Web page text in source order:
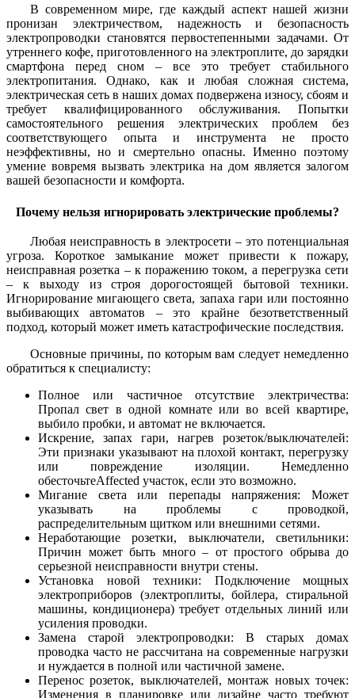
В современном мире, где каждый аспект нашей жизни
пронизан электричеством, надежность и безопасность
электропроводки становятся первостепенными задачами. От
утреннего кофе, приготовленного на электроплите, до зарядки
смартфона перед сном – все это требует стабильного
электропитания. Однако, как и любая сложная система,
электрическая сеть в наших домах подвержена износу, сбоям и
требует квалифицированного обслуживания. Попытки
самостоятельного решения электрических проблем без
соответствующего опыта и инструмента не просто
неэффективны, но и смертельно опасны. Именно поэтому
умение вовремя вызвать электрика на дом является залогом
вашей безопасности и комфорта.
Почему нельзя игнорировать электрические проблемы?
Любая неисправность в электросети – это потенциальная
угроза. Короткое замыкание может привести к пожару,
неисправная розетка – к поражению током, а перегрузка сети
– к выходу из строя дорогостоящей бытовой техники.
Игнорирование мигающего света, запаха гари или постоянно
выбивающих автоматов – это крайне безответственный
подход, который может иметь катастрофические последствия.
Основные причины, по которым вам следует немедленно
обратиться к специалисту:
Полное или частичное отсутствие электричества:
Пропал свет в одной комнате или во всей квартире,
выбило пробки, и автомат не включается.
Искрение, запах гари, нагрев розеток/выключателей:
Эти признаки указывают на плохой контакт, перегрузку
или повреждение изоляции. Немедленно
обесточьтеAffected участок, если это возможно.
Мигание света или перепады напряжения: Может
указывать на проблемы с проводкой,
распределительным щитком или внешними сетями.
Неработающие розетки, выключатели, светильники:
Причин может быть много – от простого обрыва до
серьезной неисправности внутри стены.
Установка новой техники: Подключение мощных
электроприборов (электроплиты, бойлера, стиральной
машины, кондиционера) требует отдельных линий или
усиления проводки.
Замена старой электропроводки: В старых домах
проводка часто не рассчитана на современные нагрузки
и нуждается в полной или частичной замене.
Перенос розеток, выключателей, монтаж новых точек:
Изменения в планировке или дизайне часто требуют